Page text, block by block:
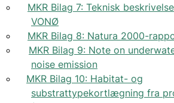
MKR Bilag 7: Teknisk
VONØ
MKR Bilag 8: Natura 2000-
MKR Bilag 9: Note on
noise emission
MKR Bilag 10: Habitat- og
substrattypekortlægning fra